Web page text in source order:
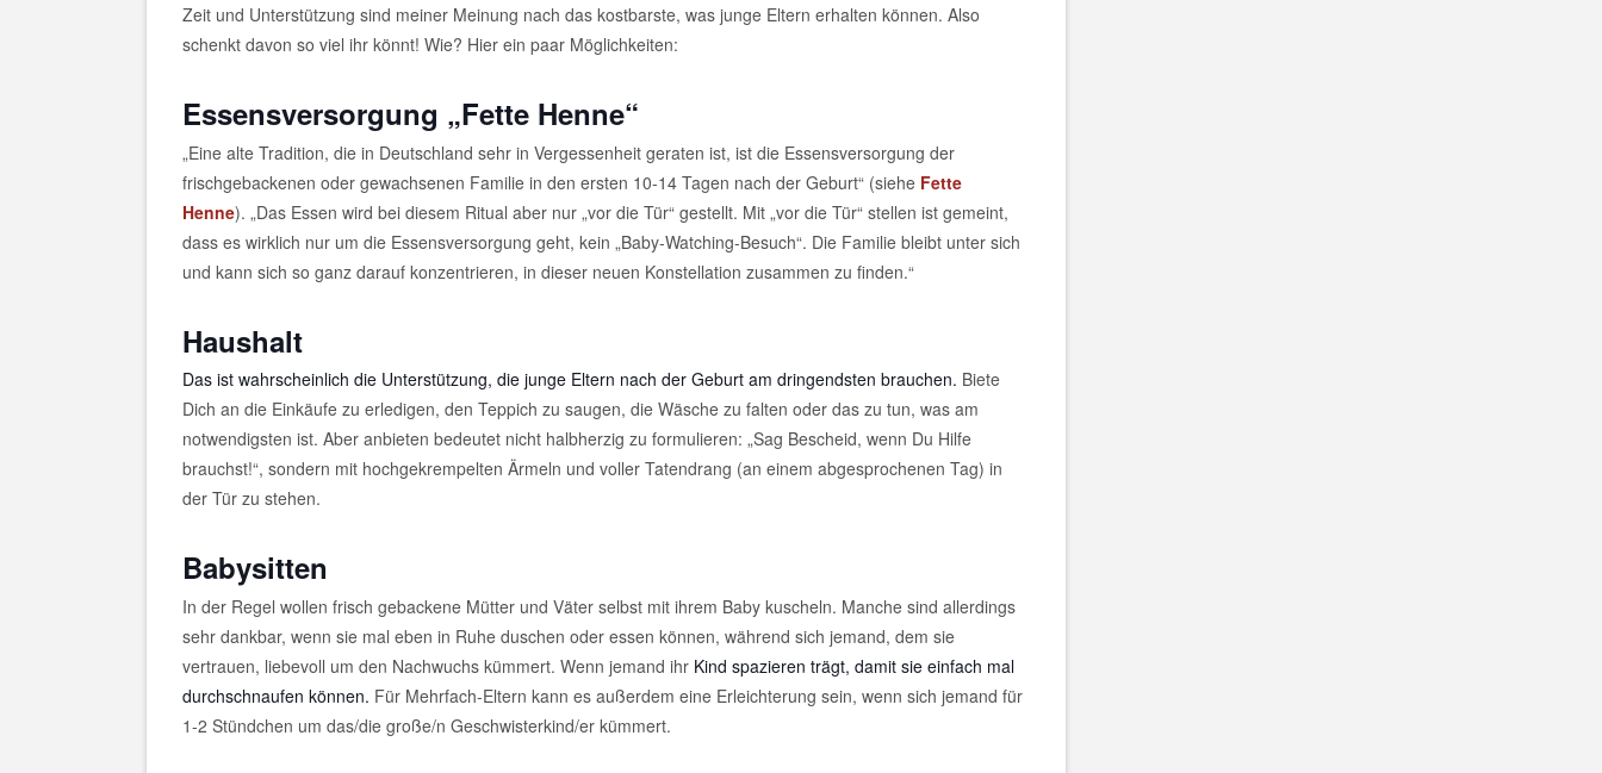
Zeit und Unterstützung sind meiner Meinung nach das kostbarste, was junge Eltern erhalten können. Also
schenkt davon so viel ihr könnt! Wie? Hier ein paar Möglichkeiten:
Essensversorgung „Fette Henne“
„Eine alte Tradition, die in Deutschland sehr in Vergessenheit geraten ist, ist die Essensversorgung der
frischgebackenen oder gewachsenen Familie in den ersten 10-14 Tagen nach der Geburt“ (siehe Fette
Henne). „Das Essen wird bei diesem Ritual aber nur „vor die Tür“ gestellt. Mit „vor die Tür“ stellen ist gemeint,
dass es wirklich nur um die Essensversorgung geht, kein „Baby-Watching-Besuch“. Die Familie bleibt unter sich
und kann sich so ganz darauf konzentrieren, in dieser neuen Konstellation zusammen zu finden.“
Haushalt
Das ist wahrscheinlich die Unterstützung, die junge Eltern nach der Geburt am dringendsten brauchen. Biete
Dich an die Einkäufe zu erledigen, den Teppich zu saugen, die Wäsche zu falten oder das zu tun, was am
notwendigsten ist. Aber anbieten bedeutet nicht halbherzig zu formulieren: „Sag Bescheid, wenn Du Hilfe
brauchst!“, sondern mit hochgekrempelten Ärmeln und voller Tatendrang (an einem abgesprochenen Tag) in
der Tür zu stehen.
Babysitten
In der Regel wollen frisch gebackene Mütter und Väter selbst mit ihrem Baby kuscheln. Manche sind allerdings
sehr dankbar, wenn sie mal eben in Ruhe duschen oder essen können, während sich jemand, dem sie
vertrauen, liebevoll um den Nachwuchs kümmert. Wenn jemand ihr Kind spazieren trägt, damit sie einfach mal
durchschnaufen können. Für Mehrfach-Eltern kann es außerdem eine Erleichterung sein, wenn sich jemand für
1-2 Stündchen um das/die große/n Geschwisterkind/er kümmert.